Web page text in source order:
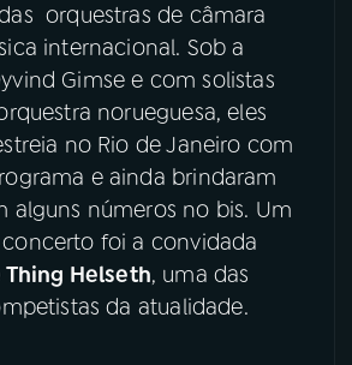
Facebook
X
orquestras de câmara
internacional. Sob a
Gimse e com solistas
norueguesa, eles
no Rio de Janeiro com
e ainda brindaram
alguns números no bis. Um
foi a convidada
Thing Helseth, uma das
da atualidade.